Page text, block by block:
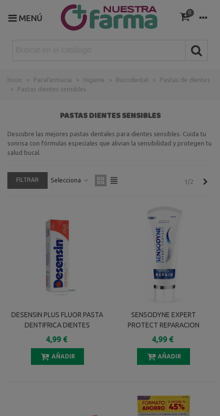
MENÚ
0
Inicio > Parafarmacia > Higiene > Bucodental >
Pastas de dientes
>
Pastas dientes sensibles
PASTAS DIENTES SENSIBLES
Descubre las mejores pastas dentales para dientes sensibles. Cuida tu
sonrisa con fórmulas especiales que alivian la sensibilidad y protegen tu
salud bucal.
FILTRAR Selecciona 1/2
DESENSIN PLUS FLUOR PASTA
DENTIFRICA DIENTES
SENSIBLES 125 ML
4,99 €
AÑADIR
SENSODYNE EXPERT
PROTECT REPARACION
PROFUNDA 75 ML
4,99 €
AÑADIR